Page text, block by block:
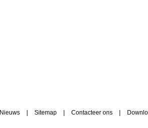
Nieuws Sitemap Contacteer ons